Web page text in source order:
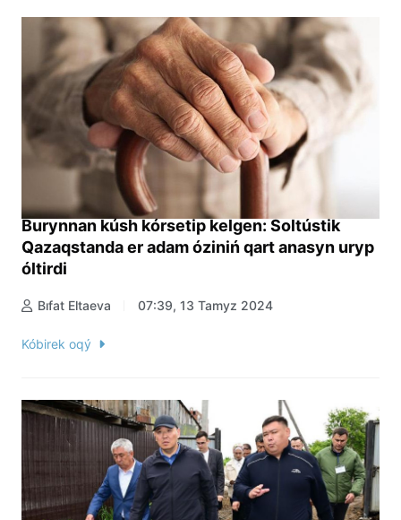
Burynnan kúsh kórsetip kelgen: Soltústik
Qazaqstanda er adam óziniń qart anasyn uryp
óltirdi
Bıfat Eltaeva 07:39, 13 Tamyz 2024
Kóbirek oqý